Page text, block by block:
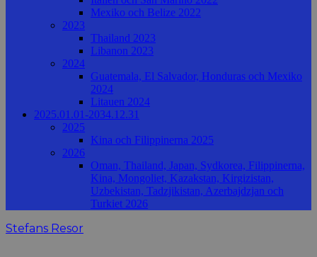
Mexiko och Belize 2022
2023
Thailand 2023
Libanon 2023
2024
Guatemala, El Salvador, Honduras och Mexiko
2024
Litauen 2024
2025.01.01-2034.12.31
2025
Kina och Filippinerna 2025
2026
Oman, Thailand, Japan, Sydkorea, Filippinerna,
Kina, Mongoliet, Kazakstan, Kirgizistan,
Uzbekistan, Tadzjikistan, Azerbajdzjan och
Turkiet 2026
Stefans Resor